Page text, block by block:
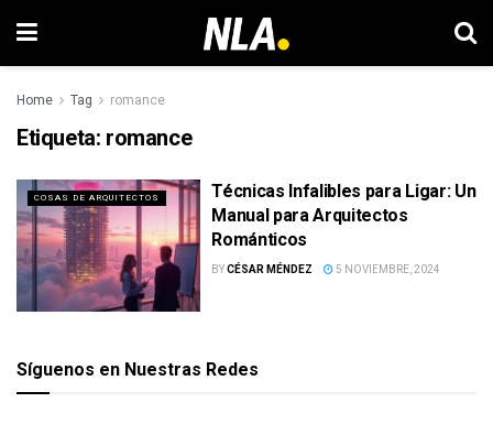
Home Tag romance
Etiqueta: romance
COSAS DE ARQUITECTOS
Técnicas Infalibles para Ligar: Un
Manual para Arquitectos
Románticos
BYCÉSAR MÉNDEZ 5 NOVIEMBRE, 2024
Síguenos en Nuestras Redes